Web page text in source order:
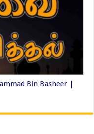
Bin Basheer |